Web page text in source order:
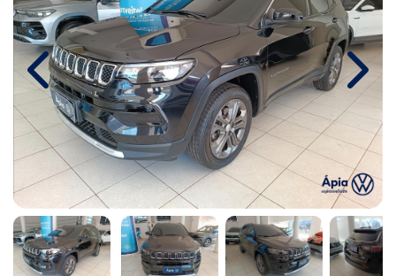
Previous Next